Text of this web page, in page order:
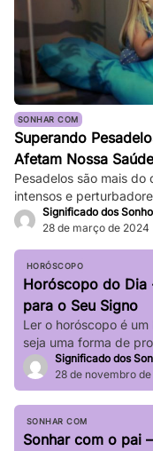
SONHAR COM
Superando
Afetam Nossa
Pesadelos são mais do
intensos e
profundo. Eles podem
fazem nosso coração
persiste mesmo
ocasionais são
impactar
Significado dos
28 de março de 2024
HORÓSCOPO
Horóscopo do Dia
para o Seu Signo
Ler o horóscopo é
seja uma forma de
passos de sua vida e
“roubadas”, não é
prevendo para seu
Significado dos
28 de novembro
SONHAR COM
Sonhar com o pai